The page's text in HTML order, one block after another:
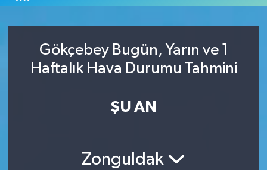
Gökçebey Bugün, Yarın ve 1
Haftalık Hava Durumu Tahmini
ŞU AN
Zonguldak
ETKİNLİK
HABERLER